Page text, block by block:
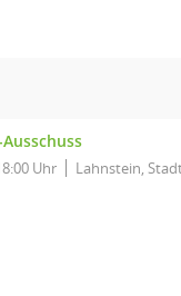
Ausschuss
Uhr Lahnstein,